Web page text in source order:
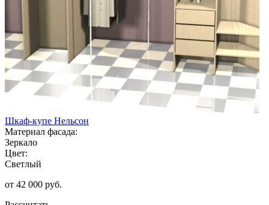
Шкаф-купе Нельсон
Материал фасада:
Зеркало
Цвет:
Светлый
от 42 000 руб.